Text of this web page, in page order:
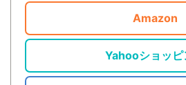
Amazon
Yahooショッピ